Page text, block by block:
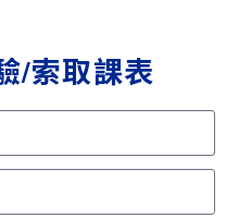
/索取課表